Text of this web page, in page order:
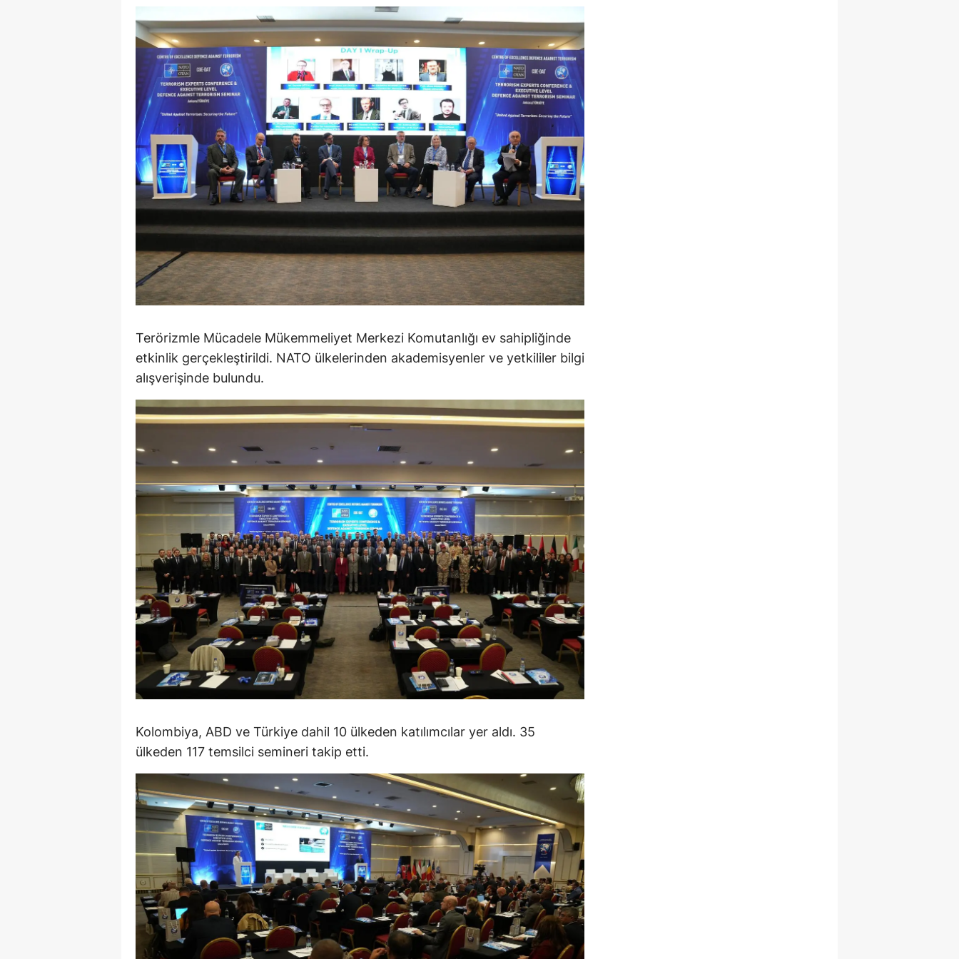
Edirne
Elazığ
Erzincan
Erzurum
Eskişehir
Gaziantep
Giresun
Hakkari
Hatay
Isparta
Mersin
İzmir
Kars
Kastamonu
Kayseri
Kırklareli
Kırşehir
Kocaeli
Konya
Kütahya
Malatya
Manisa
Mardin
Muğla
Muş
Nevşehir
Niğde
Ordu
Rize
Sakarya
Terörizmle Mücadele Mükemmeliyet Merkezi Komutanlığı ev sahipliğinde
etkinlik gerçekleştirildi. NATO ülkelerinden akademisyenler ve yetkililer bilgi
alışverişinde bulundu.
Kolombiya, ABD ve Türkiye dahil 10 ülkeden katılımcılar yer aldı. 35
ülkeden 117 temsilci semineri takip etti.